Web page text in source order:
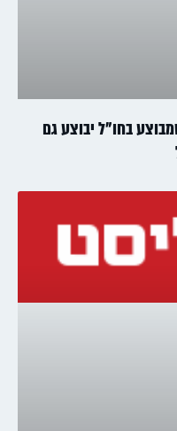
בחו"ל יבוצע גם